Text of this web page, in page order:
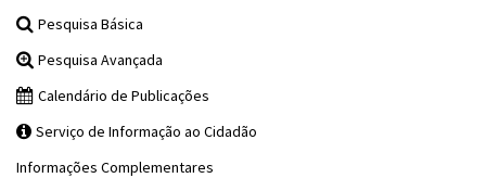
Pesquisa Básica
Pesquisa Avançada
Calendário de Publicações
Serviço de Informação ao Cidadão
Informações Complementares